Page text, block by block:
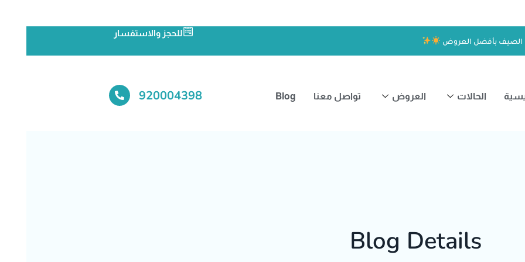
الصيف بأفضل العروض
للحجز والاستفسار
الحالات العروض تواصل معنا Blog
920004398
Blog Details